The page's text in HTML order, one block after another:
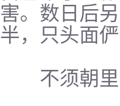
害。数日后
半，只头面
不须朝里